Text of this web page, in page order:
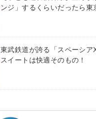
ンジ」するくらいだったら東
東武鉄道が誇る「スペーシア
スイートは快適そのもの！